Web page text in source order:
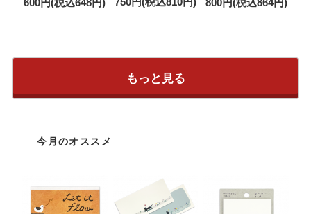
もっと見る
今月のオススメ